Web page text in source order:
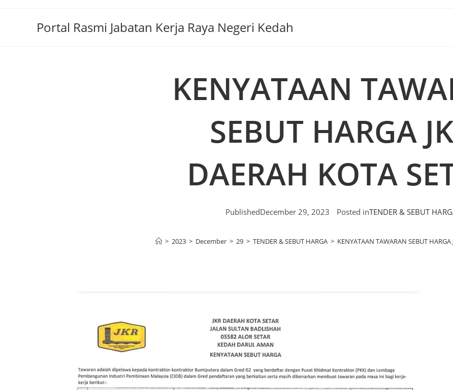
Portal Rasmi Jabatan Kerja Raya Negeri Kedah
KENYATAAN
SEBUT HARGA
DAERAH KOTA
PublishedDecember 29, 2023 Posted inTENDER & SEBUT
> 2023 > December > 29 > TENDER & SEBUT HARGA > KENYATAAN TAWARAN SEBUT HARGA